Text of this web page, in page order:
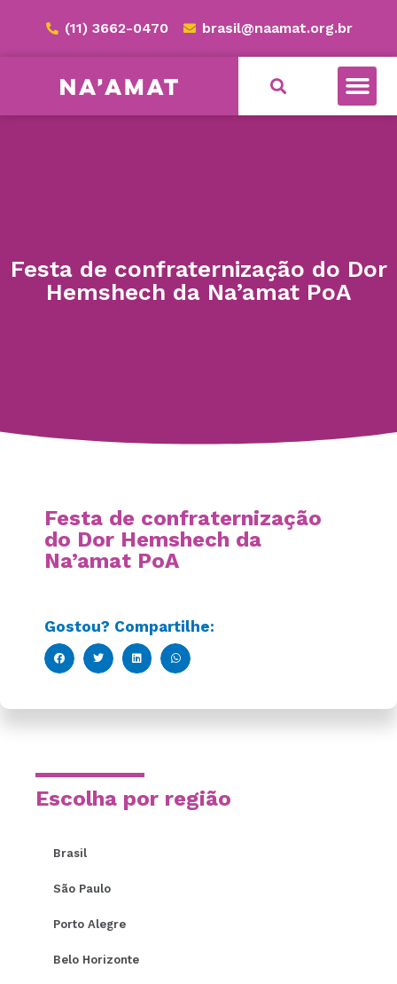
(11) 3662-0470 brasil@naamat.org.br
Festa de confraternização do Dor
Hemshech da Na’amat PoA
Festa de confraternização
do Dor Hemshech da
Na’amat PoA
Gostou? Compartilhe:
Escolha por região
Brasil
São Paulo
Porto Alegre
Belo Horizonte